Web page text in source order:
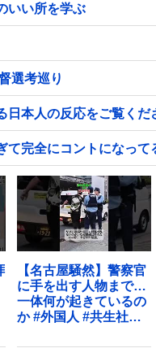
いい所を学ぶ
選考巡り
本人の反応をご覧くだ
て完全にコントになっ
【名古屋騒然】警察官
に手を出す人物まで…
一体何が起きているの
か #外国人 #共生社会